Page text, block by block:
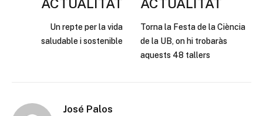
ACTUALITAT
Un repte per la vida
saludable i sostenible
ACTUALITAT
Torna la Festa de la Ciència
de la UB, on hi trobaràs
aquests 48 tallers
José Palos